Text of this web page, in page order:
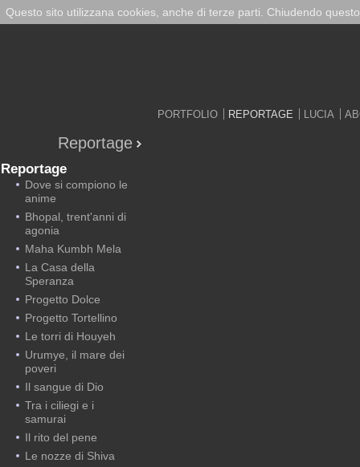
Questo sito utilizzana cookies, anche di terze parti. Chiudendo
PORTFOLIO REPORTAGE LUCIA
Reportage
Reportage
Dove si compiono le
anime
Bhopal, trent'anni di
agonia
Maha Kumbh Mela
La Casa della
Speranza
Progetto Dolce
Progetto Tortellino
Le torri di Houyeh
Urumye, il mare dei
poveri
Il sangue di Dio
Tra i ciliegi e i
samurai
Il rito del pene
Le nozze di Shiva